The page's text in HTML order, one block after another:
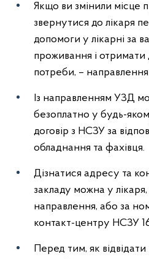
Якщо ви змінили місце
звернутися до лікаря
допомоги у лікарні за
проживання і отримати
потреби, –
Із направленням УЗД
безоплатно у будь-
договір з НСЗУ за
обладнання та фахівця.
Дізнатися адресу та
закладу можна у
направлення, або за
контакт-центру НСЗУ
Перед тим, як